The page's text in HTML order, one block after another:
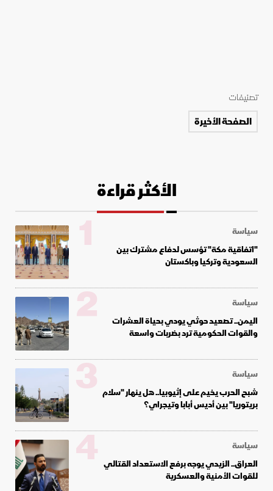
تصنيفات
الصفحة الأخيرة
الأكثر قراءة
سياسة
"اتفاقية مكة" تؤسس لدفاع مشترك بين
السعودية وتركيا وباكستان
1
سياسة
اليمن.. تصعيد حوثي يودي بحياة العشرات
والقوات الحكومية ترد بضربات واسعة
2
سياسة
شبح الحرب يخيم على إثيوبيا.. هل ينهار "سلام
بريتوريا" بين أديس أبابا وتيجراي؟
3
سياسة
العراق.. الزيدي يوجه برفع الاستعداد القتالي
للقوات الأمنية والعسكرية
4